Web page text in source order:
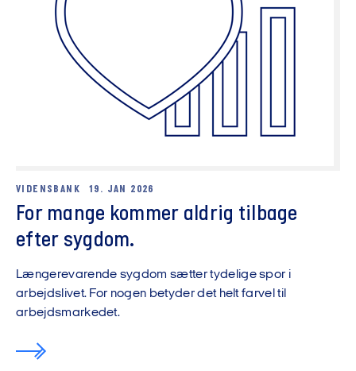
VIDENSBANK 19. JAN 2026
For mange kommer aldrig tilbage
efter sygdom.
Længerevarende sygdom sætter tydelige spor i
arbejdslivet. For nogen betyder det helt farvel til
arbejdsmarkedet.